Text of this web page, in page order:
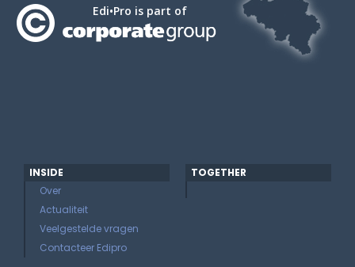
Edi•Pro is part of
INSIDE
Over
Actualiteit
Veelgestelde vragen
Contacteer Edipro
TOGETHER